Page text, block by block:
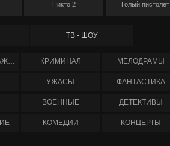
Никто 2 Голый пистолет
ТВ - ШОУ
КОРОТКОМЕТРАЖНЫЕ КРИМИНАЛ МЕЛОДРАМЫ
УЖАСЫ ФАНТАСТИКА
ВОЕННЫЕ ДЕТЕКТИВЫ
КОМЕДИИ КОНЦЕРТЫ